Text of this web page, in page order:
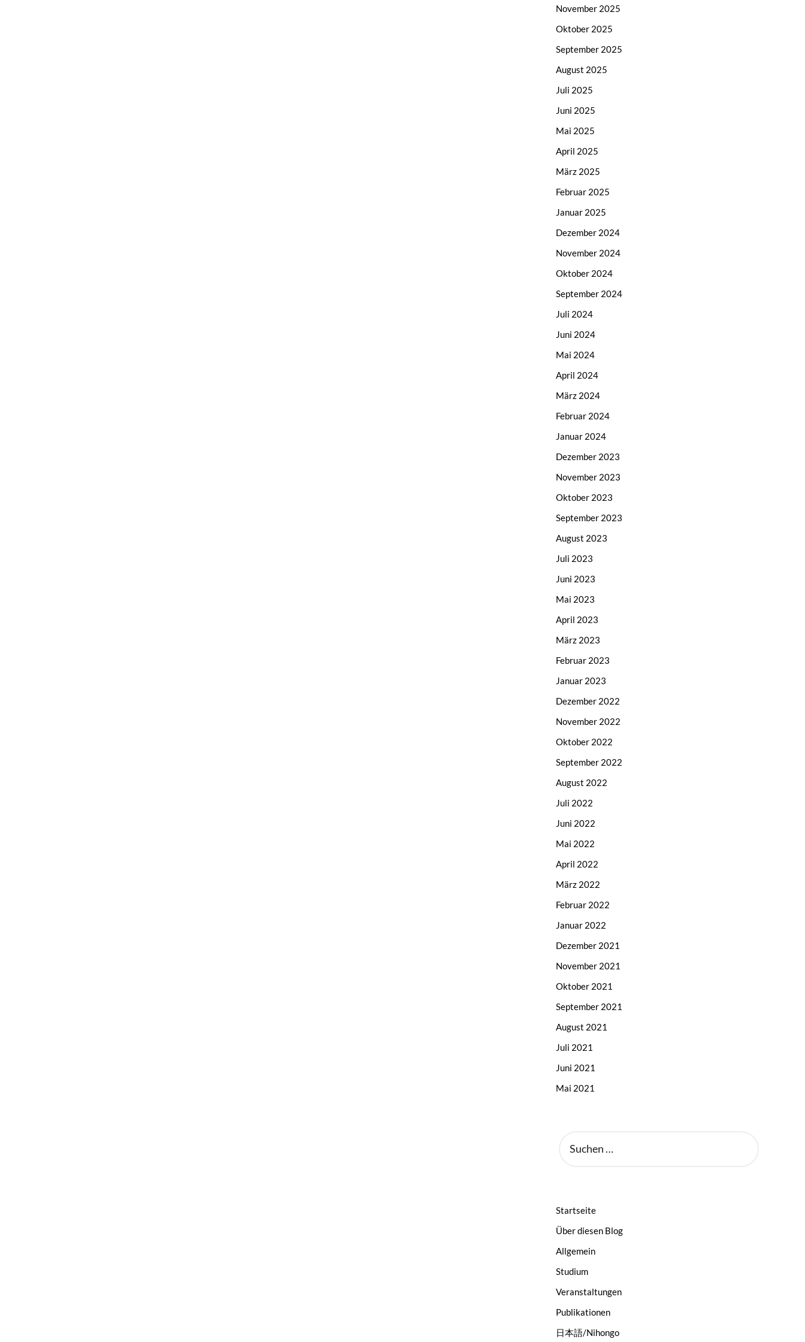
November 2025
Oktober 2025
September 2025
August 2025
Juli 2025
Juni 2025
Mai 2025
April 2025
März 2025
Februar 2025
Januar 2025
Dezember 2024
November 2024
Oktober 2024
September 2024
Juli 2024
Juni 2024
Mai 2024
April 2024
März 2024
Februar 2024
Januar 2024
Dezember 2023
November 2023
Oktober 2023
September 2023
August 2023
Juli 2023
Juni 2023
Mai 2023
April 2023
März 2023
Februar 2023
Januar 2023
Dezember 2022
November 2022
Oktober 2022
September 2022
August 2022
Juli 2022
Juni 2022
Mai 2022
April 2022
März 2022
Februar 2022
Januar 2022
Dezember 2021
November 2021
Oktober 2021
September 2021
August 2021
Juli 2021
Juni 2021
Mai 2021
NACH:
Startseite
Über diesen Blog
Allgemein
Studium
Veranstaltungen
Publikationen
日本語/Nihongo